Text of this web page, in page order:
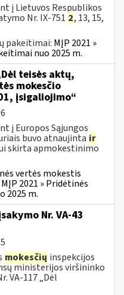
į Lietuvos Respublikos
Nr. IX-751 2, 13, 15,
pakeitimai: MĮP 2021 »
nuo 2025 m.
teisės aktų,
mokesčio
įsigaliojimo“
į Europos Sąjungos
buvo atnaujinta ir
skirta apmokestinimo
vertės mokestis
MĮP 2021 » Pridėtinės
2025 m.
Nr. VA-43
mokesčių inspekcijos
ministerijos viršininko
VA-117 „Dėl